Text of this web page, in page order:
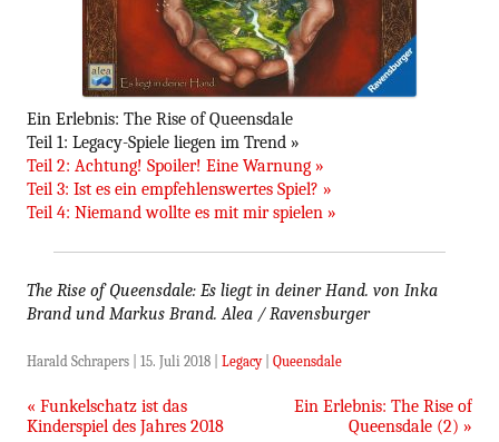
Ein Erlebnis: The Rise of Queensdale
Teil 1: Legacy-Spiele liegen im Trend »
Teil 2: Achtung! Spoiler! Eine Warnung »
Teil 3: Ist es ein empfehlenswertes Spiel? »
Teil 4: Niemand wollte es mit mir spielen »
The Rise of Queensdale: Es liegt in deiner Hand. von Inka
Brand und Markus Brand. Alea / Ravensburger
Harald Schrapers 15. Juli 2018 Legacy| Queensdale
Beitragsnavigation
« Funkelschatz ist das
Kinderspiel des Jahres 2018
Ein Erlebnis: The Rise of
Queensdale (2) »